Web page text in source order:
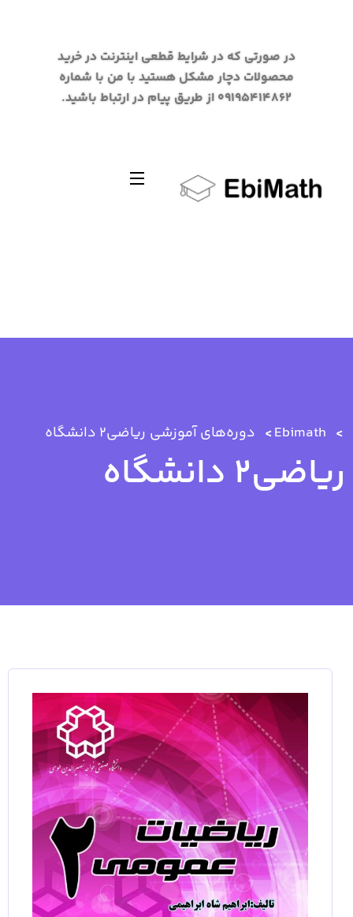
در صورتی که در شرایط قطعی اینترنت در خرید
محصولات دچار مشکل هستید با من با شماره
09195414862 از طریق پیام در ارتباط باشید.
Ebimath دوره‌های آموزشی ریاضی2 دانشگاه
ریاضی2 دانشگاه